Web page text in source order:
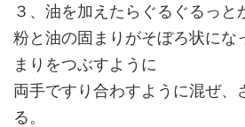
３、油を加えたらぐるぐるっと
粉と油の固まりがそぼろ状にな
まりをつぶすように
両手ですり合わすように混ぜ、
る。